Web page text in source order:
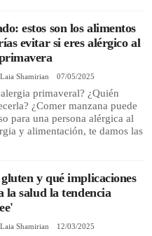
estos son los alimentos
evitar si eres alérgico al
Laia Shamirian 07/05/2025
primaveral? ¿Quién
¿Comer manzana puede
para una persona alérgica al
y alimentación, te damos las
gluten y qué implicaciones
la salud la tendencia
Laia Shamirian 12/03/2025